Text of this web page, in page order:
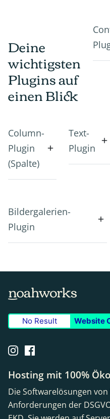
Deine
wichtigsten
Plugins auf
einen Blick
Column-
Plugin
(Spalte)
Text-
Plugin
Bildergalerien-
Plugin
No Result Website
Hosting mit 100%
Die Softwarelösungen
Anforderungen der